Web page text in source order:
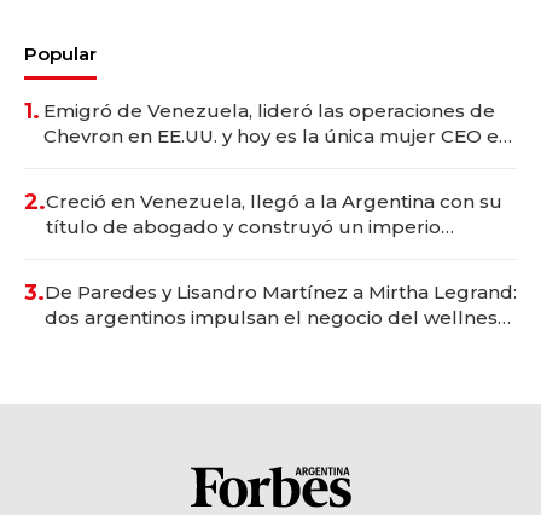
Popular
1. Emigró de Venezuela, lideró las operaciones de
Chevron en EE.UU. y hoy es la única mujer CEO en
2.Creció en Venezuela, llegó a la Argentina con su
título de abogado y construyó un imperio
3.De Paredes y Lisandro Martínez a Mirtha Legrand:
dos argentinos impulsan el negocio del wellness